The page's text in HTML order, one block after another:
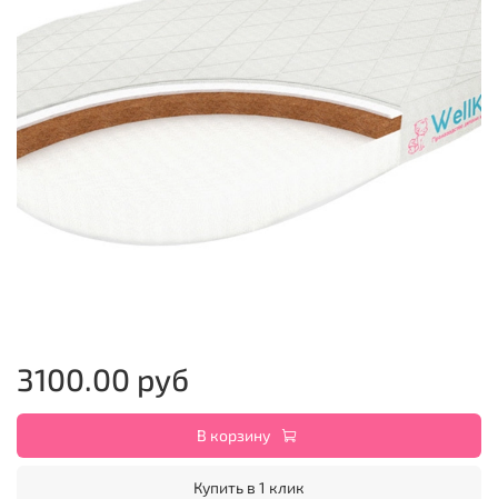
3100.00 руб
В корзину
Купить в 1 клик